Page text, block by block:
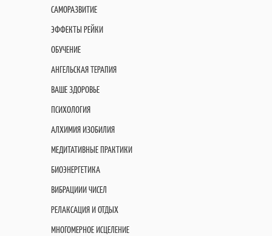
САМОРАЗВИТИЕ
ЭФФЕКТЫ РЕЙКИ
ОБУЧЕНИЕ
АНГЕЛЬСКАЯ ТЕРАПИЯ
ВАШЕ ЗДОРОВЬЕ
ПСИХОЛОГИЯ
АЛХИМИЯ ИЗОБИЛИЯ
МЕДИТАТИВНЫЕ ПРАКТИКИ
БИОЭНЕРГЕТИКА
ВИБРАЦИИИ ЧИСЕЛ
РЕЛАКСАЦИЯ И ОТДЫХ
МНОГОМЕРНОЕ ИСЦЕЛЕНИЕ